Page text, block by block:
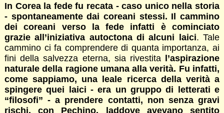
In Corea la fede fu recata - caso unico nella storia
- spontaneamente dai coreani stessi. Il cammino
dei coreani verso la fede infatti è cominciato
grazie all’iniziativa autoctona di alcuni laici. Tale
cammino ci fa comprendere di quanta importanza, ai
fini della salvezza eterna, sia rivestita l’aspirazione
naturale della ragione umana alla verità. Fu infatti,
come sappiamo, una leale ricerca della verità a
spingere quei laici - era un gruppo di letterati e
“filosofi” - a prendere contatti, non senza gravi
rischi, con Pechino, laddove avevano sentito